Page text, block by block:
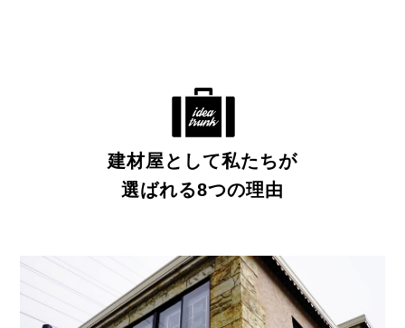
建材屋として私たちが
選ばれる8つの理由